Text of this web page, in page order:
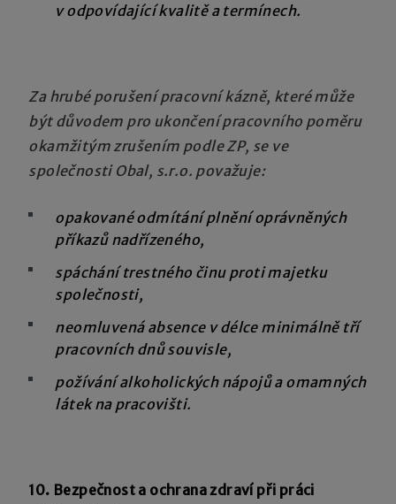
v odpovídající kvalitě a termínech.
Za hrubé porušení pracovní kázně, které může
být důvodem pro ukončení pracovního poměru
okamžitým zrušením podle ZP, se ve
společnosti Obal, s.r.o. považuje:
opakované odmítání plnění oprávněných
příkazů nadřízeného,
spáchání trestného činu proti majetku
společnosti,
neomluvená absence v délce minimálně tří
pracovních dnů souvisle,
požívání alkoholických nápojů a omamných
látek na pracovišti.
10. Bezpečnost a ochrana zdraví při práci